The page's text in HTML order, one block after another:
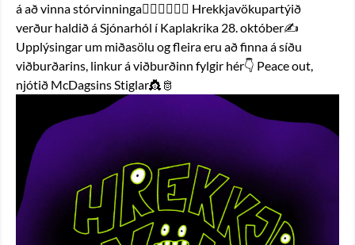
á að vinna stórvinninga🧛‍♂️🧟‍♀️🦸‍♂️ Hrekkjavökupartýið
verður haldið á Sjónarhól í Kaplakrika 28. október✍️
Upplýsingar um miðasölu og fleira eru að finna á síðu
viðburðarins, linkur á viðburðinn fylgir hér👇 Peace out,
njótið McDagsins Stiglar👸🫅